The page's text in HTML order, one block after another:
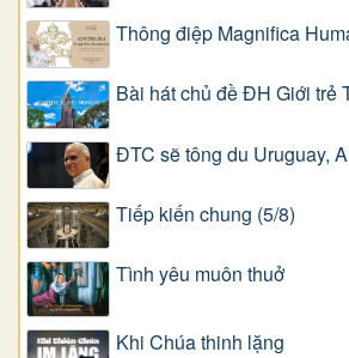
Thông điệp Magnifica
Bài hát chủ đề ĐH Giới trẻ
ĐTC sẽ tông du Uruguay,
Tiếp kiến chung (5/8)
Tình yêu muôn thuở
Khi Chúa thinh lặng